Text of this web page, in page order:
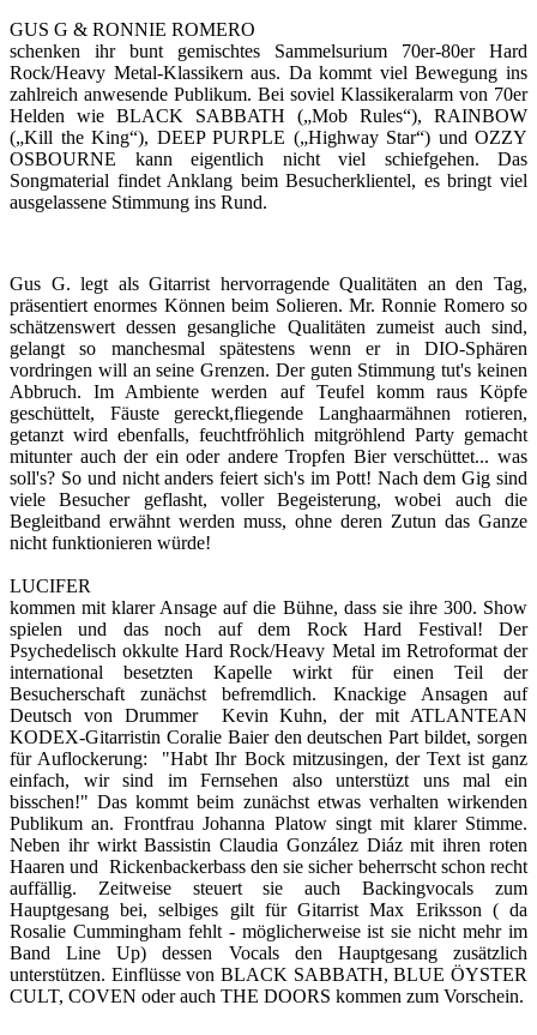
GUS G & RONNIE ROMERO
schenken ihr bunt gemischtes Sammelsurium 70er-80er Hard
Rock/Heavy Metal-Klassikern aus. Da kommt viel Bewegung ins
zahlreich anwesende Publikum. Bei soviel Klassikeralarm von 70er
Helden wie BLACK SABBATH („Mob Rules“), RAINBOW
(„Kill the King“), DEEP PURPLE („Highway Star“) und OZZY
OSBOURNE kann eigentlich nicht viel schiefgehen. Das
Songmaterial findet Anklang beim Besucherklientel, es bringt viel
ausgelassene Stimmung ins Rund.
Gus G. legt als Gitarrist hervorragende Qualitäten an den Tag,
präsentiert enormes Können beim Solieren. Mr. Ronnie Romero so
schätzenswert dessen gesangliche Qualitäten zumeist auch sind,
gelangt so manchesmal spätestens wenn er in DIO-Sphären
vordringen will an seine Grenzen. Der guten Stimmung tut's keinen
Abbruch. Im Ambiente werden auf Teufel komm raus Köpfe
geschüttelt, Fäuste gereckt,fliegende Langhaarmähnen rotieren,
getanzt wird ebenfalls, feuchtfröhlich mitgröhlend Party gemacht
mitunter auch der ein oder andere Tropfen Bier verschüttet... was
soll's? So und nicht anders feiert sich's im Pott! Nach dem Gig sind
viele Besucher geflasht, voller Begeisterung, wobei auch die
Begleitband erwähnt werden muss, ohne deren Zutun das Ganze
nicht funktionieren würde!
LUCIFER
kommen mit klarer Ansage auf die Bühne, dass sie ihre 300. Show
spielen und das noch auf dem Rock Hard Festival! Der
Psychedelisch okkulte Hard Rock/Heavy Metal im Retroformat der
international besetzten Kapelle wirkt für einen Teil der
Besucherschaft zunächst befremdlich. Knackige Ansagen auf
Deutsch von Drummer Kevin Kuhn, der mit ATLANTEAN
KODEX-Gitarristin Coralie Baier den deutschen Part bildet, sorgen
für Auflockerung: "Habt Ihr Bock mitzusingen, der Text ist ganz
einfach, wir sind im Fernsehen also unterstüzt uns mal ein
bisschen!" Das kommt beim zunächst etwas verhalten wirkenden
Publikum an. Frontfrau Johanna Platow singt mit klarer Stimme.
Neben ihr wirkt Bassistin Claudia González Diáz mit ihren roten
Haaren und Rickenbackerbass den sie sicher beherrscht schon recht
auffällig. Zeitweise steuert sie auch Backingvocals zum
Hauptgesang bei, selbiges gilt für Gitarrist Max Eriksson ( da
Rosalie Cummingham fehlt - möglicherweise ist sie nicht mehr im
Band Line Up) dessen Vocals den Hauptgesang zusätzlich
unterstützen. Einflüsse von BLACK SABBATH, BLUE ÖYSTER
CULT, COVEN oder auch THE DOORS kommen zum Vorschein.